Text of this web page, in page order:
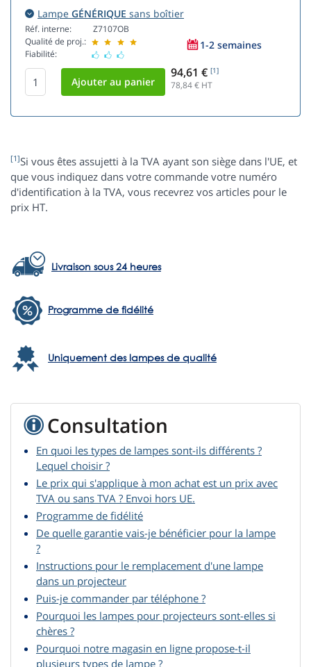
Lampe GÉNÉRIQUE sans boîtier
Réf. interne:
Qualité de proj.:
Fiabilité:
Z7107OB
1-2 semaines
94,61 € [1]
78,84€ HT
[1]Si vous êtes assujetti à la TVA ayant son siège dans l'UE, et
que vous indiquez dans votre commande votre numéro
d'identification à la TVA, vous recevrez vos articles pour le
prix HT.
Livraison sous 24 heures
Programme de fidélité
Uniquement des lampes de qualité
Consultation
En quoi les types de lampes sont-ils différents ?
Lequel choisir ?
Le prix qui s'applique à mon achat est un prix avec
TVA ou sans TVA ? Envoi hors UE.
Programme de fidélité
De quelle garantie vais-je bénéficier pour la lampe
?
Instructions pour le remplacement d'une lampe
dans un projecteur
Puis-je commander par téléphone ?
Pourquoi les lampes pour projecteurs sont-elles si
chères ?
Pourquoi notre magasin en ligne propose-t-il
plusieurs types de lampe ?